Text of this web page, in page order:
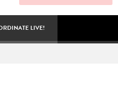
LIVE!